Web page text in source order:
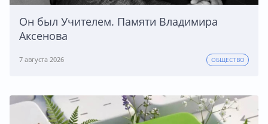
Он был Учителем. Памяти Владимира
Аксенова
7 августа 2026 ОБЩЕСТВО